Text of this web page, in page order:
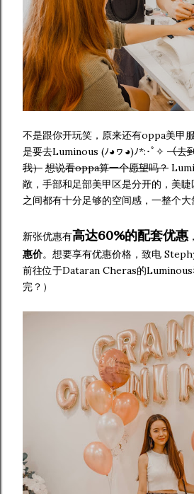
不是跟你开玩笑，原来还有oppa美甲
是要去Luminous (ﾉ◕ヮ◕)ﾉ*:･ﾟ✧ （去
我） 想说看oppa算一个愿望吗？
敞，手部和足部美甲区是分开的，美
之间都有十分足够的空间感，一整个大
新张优惠有高达60%的配套优惠
惠价。想要享有优惠价格，致电
前往位于Dataran Cheras的
完？）